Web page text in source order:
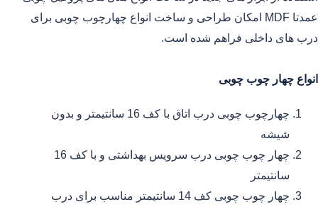
عمدتا MDF امکان طراحی و ساخت انواع چهارچوب چوبی برای
درب های داخلی فراهم شده است.
انواع چهار چوب چوبی
چهارچوب چوبی درب اتاق با کف 16 سانتیمتر و بدون
شیشه
چهار چوب چوبی درب سرویس بهداشتی و با کف 16
سانتیمتر
چهار چوب چوبی کف 14 سانتیمتر مناسب برای درب